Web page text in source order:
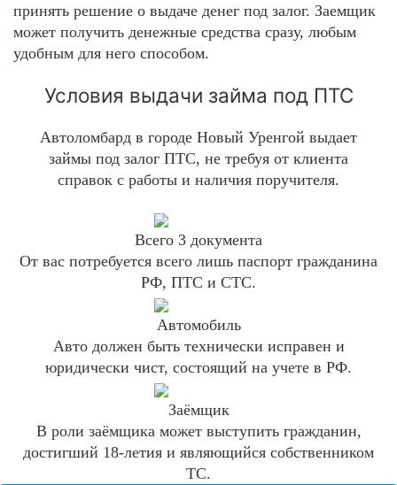
принять решение о выдаче денег под залог. Заемщик
может получить денежные средства сразу, любым
удобным для него способом.
Условия выдачи займа под ПТС
Автоломбард в городе Новый Уренгой выдает
займы под залог ПТС, не требуя от клиента
справок с работы и наличия поручителя.
Всего 3 документа
От вас потребуется всего лишь паспорт гражданина
РФ, ПТС и СТС.
Автомобиль
Авто должен быть технически исправен и
юридически чист, состоящий на учете в РФ.
Заёмщик
В роли заёмщика может выступить гражданин,
достигший 18-летия и являющийся собственником
ТС.